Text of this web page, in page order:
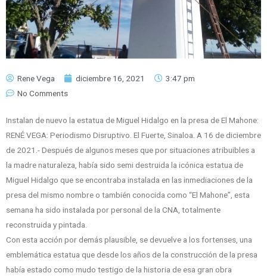
Rene Vega diciembre 16, 2021
3:47 pm
No Comments
Instalan de nuevo la estatua de Miguel Hidalgo en la presa de El Mahone:
RENÉ VEGA: Periodismo Disruptivo. El Fuerte, Sinaloa. A 16 de diciembre
de 2021.- Después de algunos meses que por situaciones atribuibles a
la madre naturaleza, había sido semi destruida la icónica estatua de
Miguel Hidalgo que se encontraba instalada en las inmediaciones de la
presa del mismo nombre o también conocida como “El Mahone”, esta
semana ha sido instalada por personal de la CNA, totalmente
reconstruida y pintada.
Con esta acción por demás plausible, se devuelve a los fortenses, una
emblemática estatua que desde los años de la construcción de la presa
había estado como mudo testigo de la historia de esa gran obra